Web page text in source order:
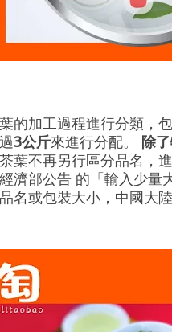
的加工過程進行分類，包
3公斤來進行分配。 除
葉不再另行區分品名，
濟部公告 的「輸入少量
名或包裝大小，中國大